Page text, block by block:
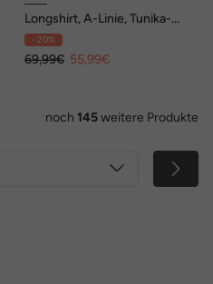
Longshirt, A-Linie, Tunika-
Ausschnitt, 3/4-Arm
- 20%
69,99€ 55,99€
noch 145weitere Produkte